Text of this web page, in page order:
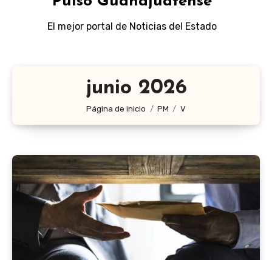
El mejor portal de Noticias del Estado
junio 2026
Página de inicio PM V